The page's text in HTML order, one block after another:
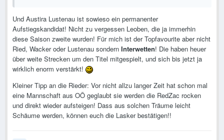
Und Austira Lustenau ist sowieso ein permanenter
Aufstiegskandidat! Nicht zu vergessen Leoben, die ja immerhin
diese Saison zweite wurden! Für mich ist der Topfavourite aber nicht
Ried, Wacker oder Lustenau sondern Interwetten! Die haben heuer
über weite Strecken um den Titel mitgespielt, und sich bis jetzt ja
wirklich enorm verstärkt!
Kleiner Tipp an die Rieder: Vor nicht allzu langer Zeit hat schon mal
eine Mannschaft aus OÖ geglaubt sie werden die RedZac rocken
und direkt wieder aufsteigen! Dass aus solchen Träume leicht
Schäume werden, können euch die Lasker bestätigen!!